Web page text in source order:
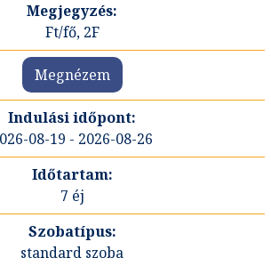
Ft/fő, 2F
Megnézem
08-19 - 2026-08-26
7 éj
standard szoba